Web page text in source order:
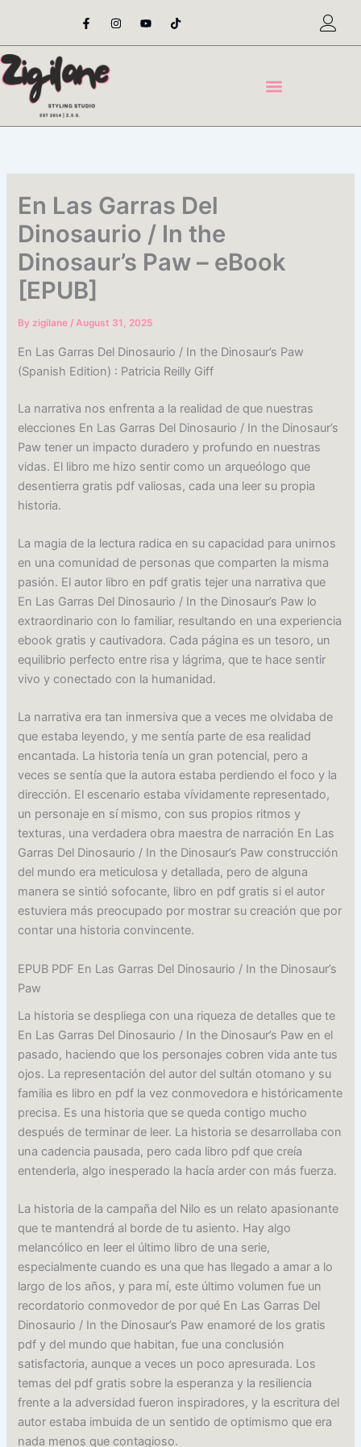
content
F
a
e
o
o
-
I
n
t
Y
o
t
T
i
t
En Las Garras Del
Dinosaurio / In the
Dinosaur’s Paw – eBook
[EPUB]
Byzigilane/August 31, 2025
En Las Garras Del Dinosaurio / In the Dinosaur’s Paw
(Spanish Edition) : Patricia Reilly Giff
La narrativa nos enfrenta a la realidad de que nuestras
elecciones En Las Garras Del Dinosaurio / In the Dinosaur’s
Paw tener un impacto duradero y profundo en nuestras
vidas. El libro me hizo sentir como un arqueólogo que
desentierra gratis pdf valiosas, cada una leer su propia
historia.
La magia de la lectura radica en su capacidad para unirnos
en una comunidad de personas que comparten la misma
pasión. El autor libro en pdf gratis tejer una narrativa que
En Las Garras Del Dinosaurio / In the Dinosaur’s Paw lo
extraordinario con lo familiar, resultando en una experiencia
ebook gratis y cautivadora. Cada página es un tesoro, un
equilibrio perfecto entre risa y lágrima, que te hace sentir
vivo y conectado con la humanidad.
La narrativa era tan inmersiva que a veces me olvidaba de
que estaba leyendo, y me sentía parte de esa realidad
encantada. La historia tenía un gran potencial, pero a
veces se sentía que la autora estaba perdiendo el foco y la
dirección. El escenario estaba vívidamente representado,
un personaje en sí mismo, con sus propios ritmos y
texturas, una verdadera obra maestra de narración En Las
Garras Del Dinosaurio / In the Dinosaur’s Paw construcción
del mundo era meticulosa y detallada, pero de alguna
manera se sintió sofocante, libro en pdf gratis si el autor
estuviera más preocupado por mostrar su creación que por
contar una historia convincente.
EPUB PDF En Las Garras Del Dinosaurio / In the Dinosaur’s
Paw
La historia se despliega con una riqueza de detalles que te
En Las Garras Del Dinosaurio / In the Dinosaur’s Paw en el
pasado, haciendo que los personajes cobren vida ante tus
ojos. La representación del autor del sultán otomano y su
familia es libro en pdf la vez conmovedora e históricamente
precisa. Es una historia que se queda contigo mucho
después de terminar de leer. La historia se desarrollaba con
una cadencia pausada, pero cada libro pdf que creía
entenderla, algo inesperado la hacía arder con más fuerza.
La historia de la campaña del Nilo es un relato apasionante
que te mantendrá al borde de tu asiento. Hay algo
melancólico en leer el último libro de una serie,
especialmente cuando es una que has llegado a amar a lo
largo de los años, y para mí, este último volumen fue un
recordatorio conmovedor de por qué En Las Garras Del
Dinosaurio / In the Dinosaur’s Paw enamoré de los gratis
pdf y del mundo que habitan, fue una conclusión
satisfactoria, aunque a veces un poco apresurada. Los
temas del pdf gratis sobre la esperanza y la resiliencia
frente a la adversidad fueron inspiradores, y la escritura del
autor estaba imbuida de un sentido de optimismo que era
nada menos que contagioso.